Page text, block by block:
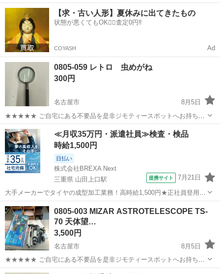
みしませんか？ 家電、趣味・スポーツ・レジャー用品、こども用品、
衣料服飾品、生活雑貨、家具、本、CD・DVDなどが無料でまとめて持
ち込めます！ ※詳細はこ...
愛知 名古屋市 望遠鏡、顕微鏡 ノーブランド
【求・古い人形】夏休みに出てきたもの
状態が悪くてもOK🙆‍♀️査定0円‼️
COYASH Ad
0805-059 レトロ 虫めがね
300円
名古屋市
8月5日
★★★★★ ご自宅にある不要品を是非ジモティースポットへお持ち込
みしませんか？ 家電、趣味・スポーツ・レジャー用品、こども用品、
衣料服飾品、生活雑貨、家具、本、CD・DVDなどが無料でまとめて持
ち込めます！ ※詳細はこ...
愛知 名古屋市 望遠鏡、顕微鏡 現地
≪月収35万円・派遣社員≫検査・検品
時給1,500円
日払い
株式会社BREXA Next
三重県 山田上口駅
提携サイト 7月21日
大手メーカーでタイヤの成型加工業務！高時給1,500円★正社員登用制
度あり！ワンルーム寮完備！マイカー通勤OK！無料駐車場あり！《三
重県伊勢市》 人気の工場のお仕事 ◇タイヤの製造◇ トラック・バ
ス・RV車用を中心とした...
三重 伊勢市
0805-003 MIZAR ASTROTELESCOPE TS-
70 天体望…
3,500円
名古屋市
8月5日
★★★★★ ご自宅にある不要品を是非ジモティースポットへお持ち込
みしませんか？ 家電、趣味・スポーツ・レジャー用品、こども用品、